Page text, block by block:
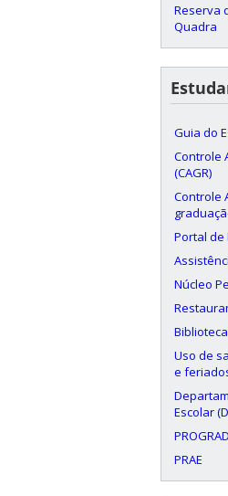
Reserva
Quadra
Guia do
Controle
(CAGR)
Controle
Portal de
Núcleo
Uso de
e
Escolar
PROGRAD
PRAE